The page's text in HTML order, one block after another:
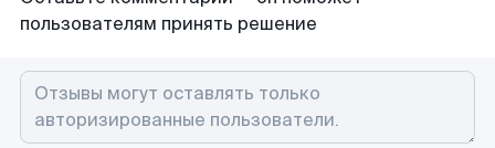
пользователям принять решение